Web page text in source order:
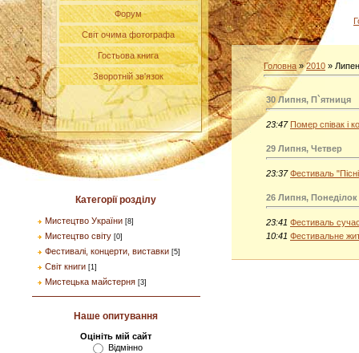
Форум
Світ очима фотографа
Гостьова книга
Зворотній зв'язок
Категорії розділу
Мистецтво України [8]
Мистецтво світу [0]
Фестивалі, концерти, виставки [5]
Світ книги [1]
Мистецька майстерня [3]
Наше опитування
Оцініть мій сайт
Відмінно
Головна »2010 »
30 Липня, П`ятниця
23:47 Помер співак і
29 Липня, Четвер
23:37 Фестиваль
26 Липня, Понеділок
23:41 Фестиваль
10:41 Фестивальне